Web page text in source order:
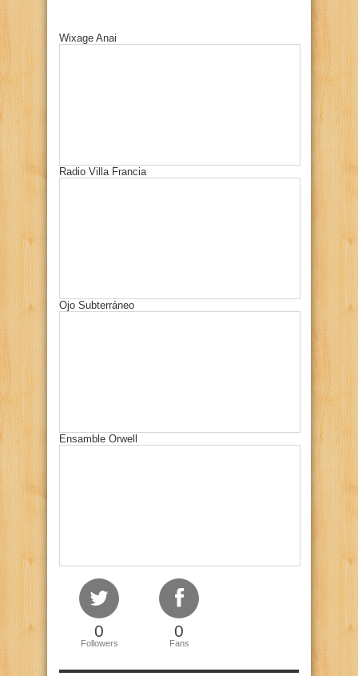
Wixage Anai
Radio Villa Francia
Ojo Subterráneo
Ensamble Orwell
0
Followers
0
Fans